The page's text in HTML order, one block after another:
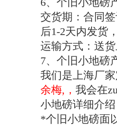
交货期：合同
后1-2天内发货
运输方式：送
7、个旧小地磅
我们是上海厂
余梅,， 我会在
小地磅详细介绍
*个旧小地磅面